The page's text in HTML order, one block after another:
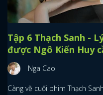
Tập 6 Thạch Sanh -
được Ngô Kiến Huy
Nga Cao
Càng về cuối phim Thạch